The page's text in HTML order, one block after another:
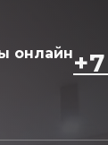
онлайн